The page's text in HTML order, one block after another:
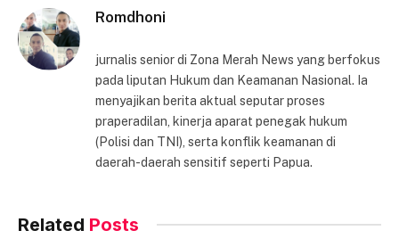
Romdhoni
jurnalis senior di Zona Merah News yang berfokus
pada liputan Hukum dan Keamanan Nasional. Ia
menyajikan berita aktual seputar proses
praperadilan, kinerja aparat penegak hukum
(Polisi dan TNI), serta konflik keamanan di
daerah-daerah sensitif seperti Papua.
Related Posts